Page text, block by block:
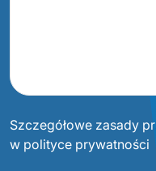
Szczegółowe zasady
w polityce prywatności